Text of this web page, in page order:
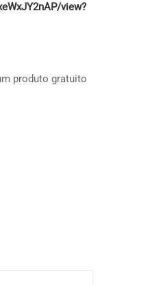
view?
produto gratuito